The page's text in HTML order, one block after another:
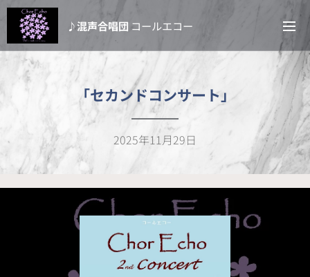
♪混声合唱団 コールエコー
「セカンドコンサート」
2025年11月29日